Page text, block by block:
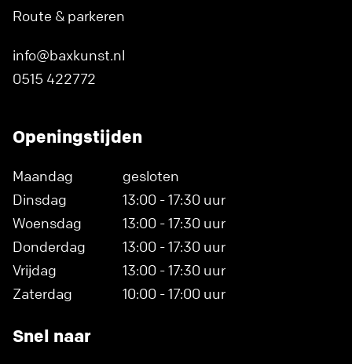
Route & parkeren
info@baxkunst.nl
0515 422772
Openingstijden
Maandag
gesloten
Dinsdag
13:00 - 17:30 uur
Woensdag
13:00 - 17:30 uur
Donderdag
13:00 - 17:30 uur
Vrijdag
13:00 - 17:30 uur
Zaterdag
10:00 - 17:00 uur
Snel naar